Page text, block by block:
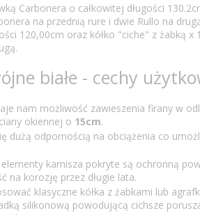
Carbonera o całkowitej długości
na przednią rure i dwie Rullo na
120,00cm oraz kółko "ciche" z żabką x
białe - cechy
nam możliwość zawieszenia firany w
okiennej o 15cm.
dużą odpornością na obciążenia co
karnisza pokryte są ochronną
na korozję przez długie lata.
klasyczne kółka z żabkami lub
silikonową powodującą cichsze